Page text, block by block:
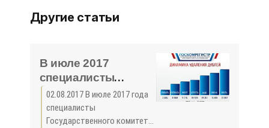
Другие статьи
В июле 2017
специалисты
Госкомрегистра
удалили почти 18
000 дублирующих
02.08.2017 В июле 2017 года
специалисты
Государственного комитета